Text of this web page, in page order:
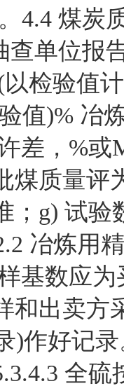
4.4 煤炭
查单位
检验值
值)% 冶
差，%
煤质量评
；g) 试
冶炼用
基数应
和出卖方
)作好记
全